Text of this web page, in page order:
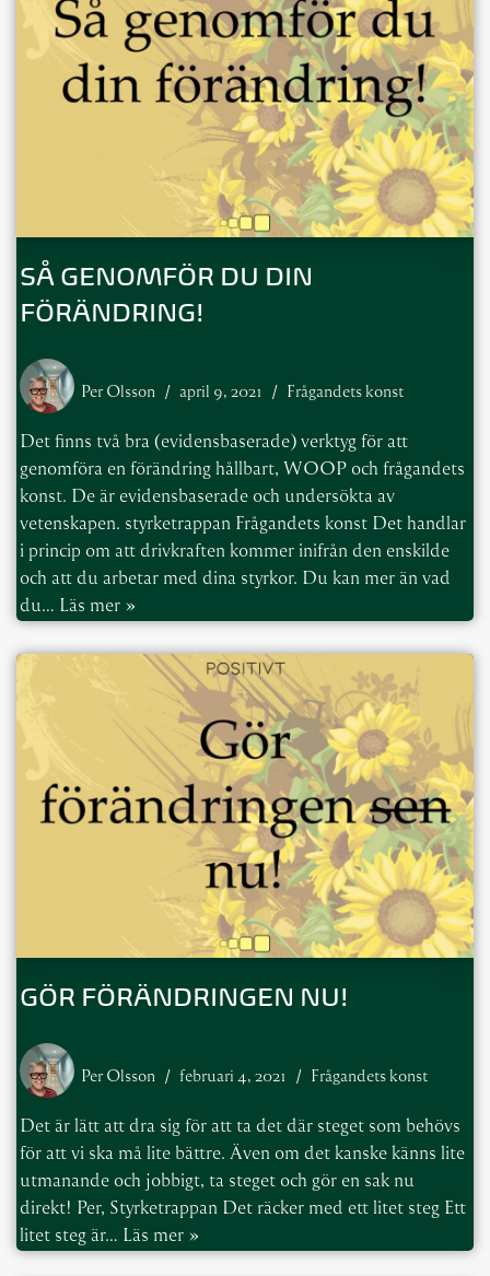
SÅ GENOMFÖR DU DIN
FÖRÄNDRING!
Per Olsson april 9, 2021 Frågandets konst
Det finns två bra (evidensbaserade) verktyg för att
genomföra en förändring hållbart, WOOP och frågandets
konst. De är evidensbaserade och undersökta av
vetenskapen. styrketrappan Frågandets konst Det handlar
i princip om att drivkraften kommer inifrån den enskilde
och att du arbetar med dina styrkor. Du kan mer än vad
du… Läs mer »
GÖR FÖRÄNDRINGEN NU!
Per Olsson februari 4, 2021 Frågandets konst
Det är lätt att dra sig för att ta det där steget som behövs
för att vi ska må lite bättre. Även om det kanske känns lite
utmanande och jobbigt, ta steget och gör en sak nu
direkt! Per, Styrketrappan Det räcker med ett litet steg Ett
litet steg är… Läs mer »